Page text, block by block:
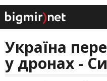
Україна
у дронах -